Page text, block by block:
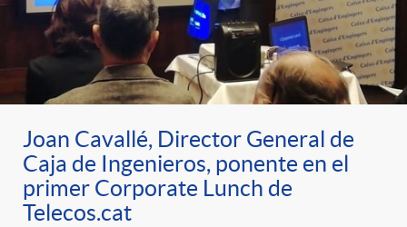
Joan Cavallé, Director General de
Caja de Ingenieros, ponente en el
primer Corporate Lunch de
Telecos.cat